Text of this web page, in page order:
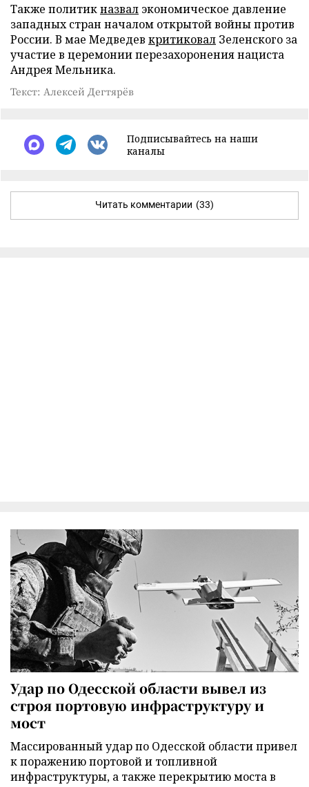
Также политикназвал экономическое давление
западных стран началом открытой войны против
России. В мае Медведев критиковал Зеленского за
участие в церемонии перезахоронения нациста
Андрея Мельника.
Текст: Алексей Дегтярёв
Подписывайтесь на наши
каналы
Читать комментарии (33)
Удар по Одесской области вывел из
строя портовую инфраструктуру и
мост
Массированный удар по Одесской области привел
к поражению портовой и топливной
инфраструктуры, а также перекрытию моста в